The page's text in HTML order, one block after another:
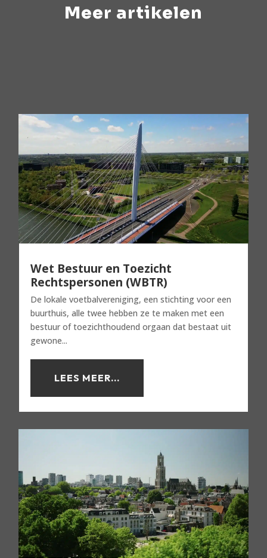
Meer artikelen
Wet Bestuur en Toezicht
Rechtspersonen (WBTR)
De lokale voetbalvereniging, een stichting voor een
buurthuis, alle twee hebben ze te maken met een
bestuur of toezichthoudend orgaan dat bestaat uit
gewone...
LEES MEER...